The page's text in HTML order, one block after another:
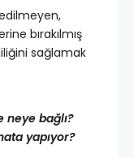
bırakılmış
sağlamak
neye bağlı?
yapıyor?